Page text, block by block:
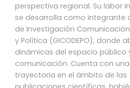
perspectiva regional. Su labor
se desarrolla como integrante
de Investigación
y Política (GICODEPO), donde
dinámicas del espacio público
comunicación. Cuenta con
trayectoria en el ámbito de las